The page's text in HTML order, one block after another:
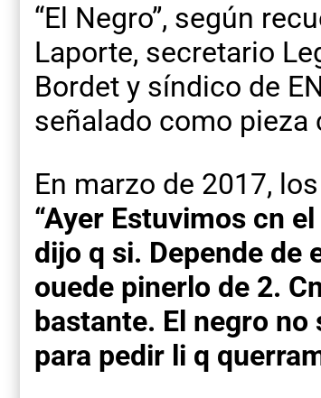
“El Negro”, según
Laporte, secretario
Bordet y síndico de
señalado como pieza
En marzo de 2017,
“Ayer Estuvimos cn
dijo q si. Depende de
ouede pinerlo de 2.
bastante. El negro no
para pedir li q